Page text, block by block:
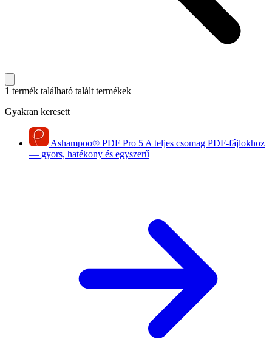
1 termék található talált termékek
Gyakran keresett
Ashampoo® PDF Pro 5 A teljes csomag PDF-fájlokhoz
— gyors, hatékony és egyszerű